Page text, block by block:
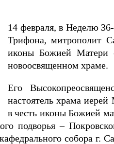
14 февраля, в Неделю
Трифона, митрополит
иконы Божией Матери
новоосвященном храме.
Его
настоятель храма
в честь иконы Божией
подворья –
собора г.